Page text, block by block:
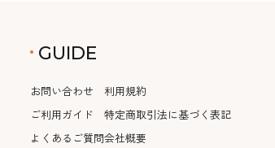
GUIDE
お問い合わせ
ご利用ガイド
よくあるご質問
利用規約
特定商取引法に基づく表記
会社概要